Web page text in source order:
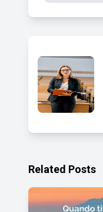
Related Posts